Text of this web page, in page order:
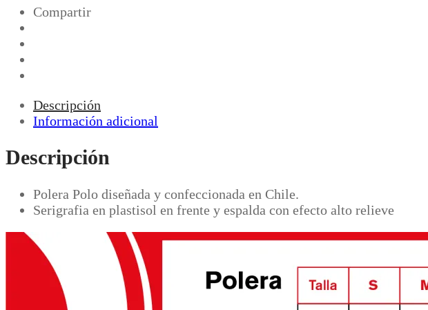
Compartir
Descripción
Información adicional
Descripción
Polera Polo diseñada y confeccionada en Chile.
Serigrafia en plastisol en frente y espalda con efecto alto relieve